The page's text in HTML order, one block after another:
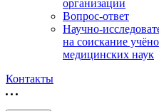
организации
Вопрос-ответ
Научно-
на соискание
медицинских наук
Контакты